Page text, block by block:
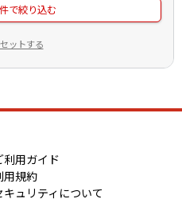
で絞り込む
ットする
利用ガイド
用規約
キュリティについて